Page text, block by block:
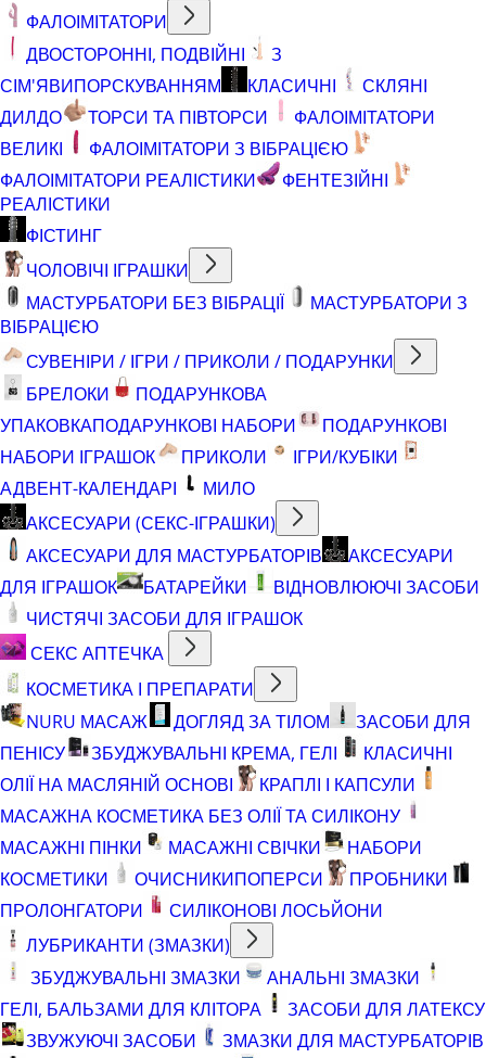
ФАЛОІМІТАТОРИ
ДВОСТОРОННІ, ПОДВІЙНІ
З
СІМ'ЯВИПОРСКУВАННЯМ
КЛАСИЧНІ
СКЛЯНІ
ДИЛДО
ТОРСИ ТА ПІВТОРСИ
ФАЛОІМІТАТОРИ
ВЕЛИКІ
ФАЛОІМІТАТОРИ З ВІБРАЦІЄЮ
ФАЛОІМІТАТОРИ РЕАЛІСТИКИ
ФЕНТЕЗІЙНІ
РЕАЛІСТИКИ
ФІСТИНГ
ЧОЛОВІЧІ ІГРАШКИ
МАСТУРБАТОРИ БЕЗ ВІБРАЦІЇ
МАСТУРБАТОРИ З
ВІБРАЦІЄЮ
СУВЕНІРИ / ІГРИ / ПРИКОЛИ / ПОДАРУНКИ
БРЕЛОКИ
ПОДАРУНКОВА
УПАКОВКАПОДАРУНКОВІ НАБОРИ
ПОДАРУНКОВІ
НАБОРИ ІГРАШОК
ПРИКОЛИ
ІГРИ/КУБІКИ
АДВЕНТ-КАЛЕНДАРІ
МИЛО
АКСЕСУАРИ (СЕКС-ІГРАШКИ)
АКСЕСУАРИ ДЛЯ МАСТУРБАТОРІВ
АКСЕСУАРИ
ДЛЯ ІГРАШОК
БАТАРЕЙКИ
ВІДНОВЛЮЮЧІ ЗАСОБИ
ЧИСТЯЧІ ЗАСОБИ ДЛЯ ІГРАШОК
СЕКС АПТЕЧКА
КОСМЕТИКА І ПРЕПАРАТИ
NURU МАСАЖ
ДОГЛЯД ЗА ТІЛОМ
ЗАСОБИ ДЛЯ
ПЕНІСУ
ЗБУДЖУВАЛЬНІ КРЕМА, ГЕЛІ
КЛАСИЧНІ
ОЛІЇ НА МАСЛЯНІЙ ОСНОВІ
КРАПЛІ І КАПСУЛИ
МАСАЖНА КОСМЕТИКА БЕЗ ОЛІЇ ТА СИЛІКОНУ
МАСАЖНІ ПІНКИ
МАСАЖНІ СВІЧКИ
НАБОРИ
КОСМЕТИКИ
ОЧИСНИКИПОПЕРСИ
ПРОБНИКИ
ПРОЛОНГАТОРИ
СИЛІКОНОВІ ЛОСЬЙОНИ
ЛУБРИКАНТИ (ЗМАЗКИ)
ЗБУДЖУВАЛЬНІ ЗМАЗКИ
АНАЛЬНІ ЗМАЗКИ
ГЕЛІ, БАЛЬЗАМИ ДЛЯ КЛІТОРА
ЗАСОБИ ДЛЯ ЛАТЕКСУ
ЗВУЖУЮЧІ ЗАСОБИ
ЗМАЗКИ ДЛЯ МАСТУРБАТОРІВ